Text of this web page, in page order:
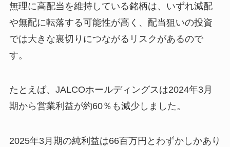
無理に高配当を維持している銘柄は、いずれ減配
や無配に転落する可能性が高く、配当狙いの投資
では大きな裏切りにつながるリスクがあるので
す。
たとえば、JALCOホールディングスは2024年3月
期から営業利益が約60％も減少しました。
2025年3月期の純利益は66百万円とわずかしかあり